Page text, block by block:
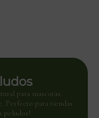
para mascotas.
Perfecto para tiendas
peludos!